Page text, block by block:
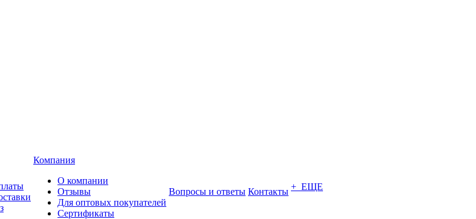
Компания
О компании
Отзывы
Для оптовых покупателей
Сертификаты
Вопросы и ответы Контакты + ЕЩЕ